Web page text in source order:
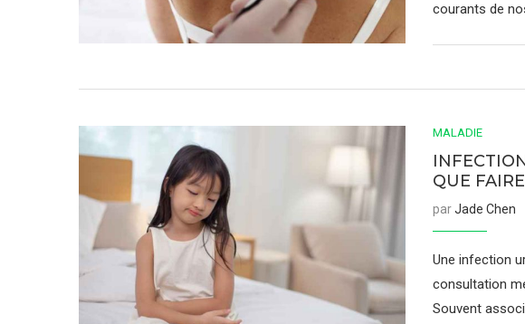
courants de
MALADIE
QUE
parJade Chen
Une infection
consultation
Souvent